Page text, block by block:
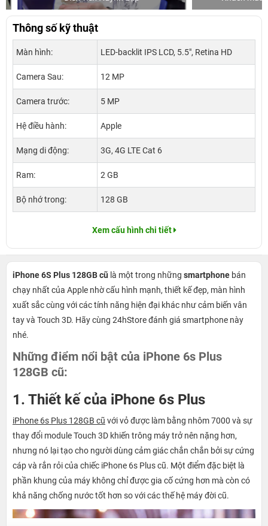
Thông số kỹ thuật
Màn hình: LED-backlit IPS LCD, 5.5", Retina HD
Camera Sau: 12 MP
Camera trước: 5 MP
Hệ điều hành: Apple
Mạng di động: 3G, 4G LTE Cat 6
Ram: 2 GB
Bộ nhớ trong: 128 GB
Xem cấu hình chi tiết
iPhone 6S Plus 128GB cũ là một trong những smartphone bán
chạy nhất của Apple nhờ cấu hình mạnh, thiết kế đẹp, màn hình
xuất sắc cùng với các tính năng hiện đại khác như cảm biến vân
tay và Touch 3D. Hãy cùng 24hStore đánh giá smartphone này
nhé.
Những điểm nổi bật của iPhone 6s Plus
128GB cũ:
1. Thiết kế của iPhone 6s Plus
iPhone 6s Plus 128GB cũ với vỏ được làm bằng nhôm 7000 và sự
thay đổi module Touch 3D khiến trông máy trở nên nặng hơn,
nhưng nó lại tạo cho người dùng cảm giác chắn chắn bởi sự cứng
cáp và rắn rỏi của chiếc iPhone 6s Plus cũ. Một điểm đặc biệt là
phần khung của máy không chỉ được gia cố cứng hơn mà còn có
khả năng chống nước tốt hơn so với các thế hệ máy đời cũ.